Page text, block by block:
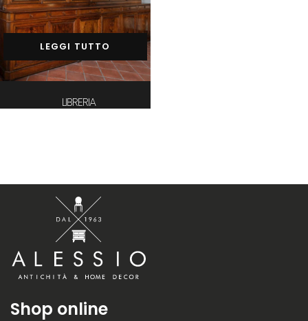
LEGGI TUTTO
LIBRERIA
Shop online